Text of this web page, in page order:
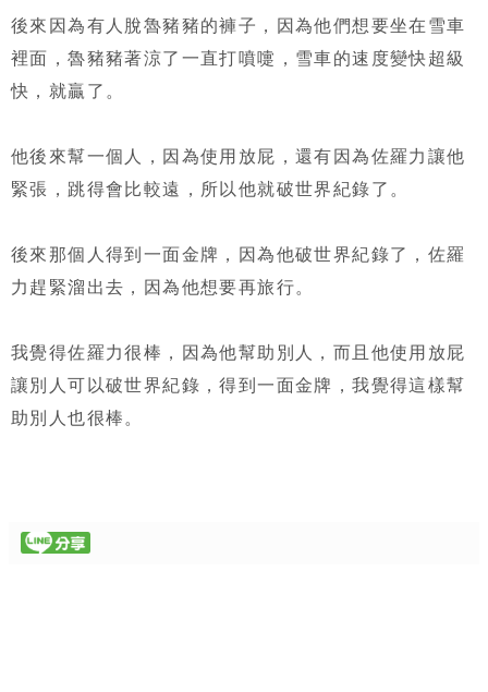
後來因為有人脫魯豬豬的褲子，因為他們想要坐在雪車
裡面，魯豬豬著涼了一直打噴嚏，雪車的速度變快超級
快，就贏了。
他後來幫一個人，因為使用放屁，還有因為佐羅力讓他
緊張，跳得會比較遠，所以他就破世界紀錄了。
後來那個人得到一面金牌，因為他破世界紀錄了，佐羅
力趕緊溜出去，因為他想要再旅行。
我覺得佐羅力很棒，因為他幫助別人，而且他使用放屁
讓別人可以破世界紀錄，得到一面金牌，我覺得這樣幫
助別人也很棒。